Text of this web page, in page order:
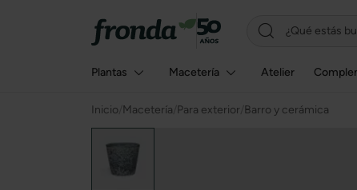
Plantas Macetería Atelier
Inicio Macetería Para exterior Barro y cerámica